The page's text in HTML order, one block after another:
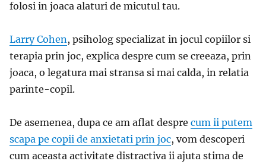
folosi in joaca alaturi de micutul tau.
Larry Cohen, psiholog specializat in jocul copiilor si
terapia prin joc, explica despre cum se creeaza, prin
joaca, o legatura mai stransa si mai calda, in relatia
parinte-copil.
De asemenea, dupa ce am aflat despre cum ii putem
scapa pe copii de anxietati prin joc, vom descoperi
cum aceasta activitate distractiva ii ajuta stima de